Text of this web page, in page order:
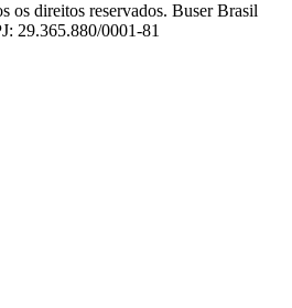
os direitos reservados. Buser Brasil
29.365.880/0001-81